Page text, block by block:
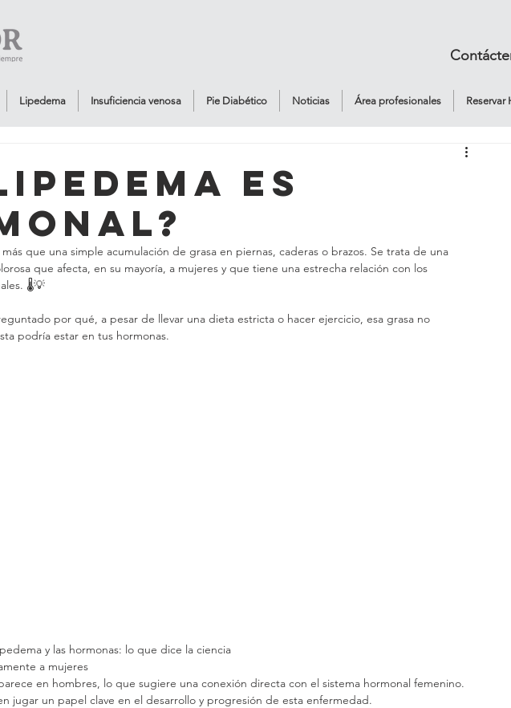
Lipedema Insuficiencia venosa Pie Diabético Noticias Área profesionales Reservar
es
que una simple acumulación de grasa en piernas, caderas o brazos. Se trata de una
que afecta, en su mayoría, a mujeres y que tiene una estrecha relación con los
🌡️💡
por qué, a pesar de llevar una dieta estricta o hacer ejercicio, esa grasa no
podría estar en tus hormonas.
y las hormonas: lo que dice la ciencia
a mujeres
en hombres, lo que sugiere una conexión directa con el sistema hormonal femenino.
jugar un papel clave en el desarrollo y progresión de esta enfermedad.